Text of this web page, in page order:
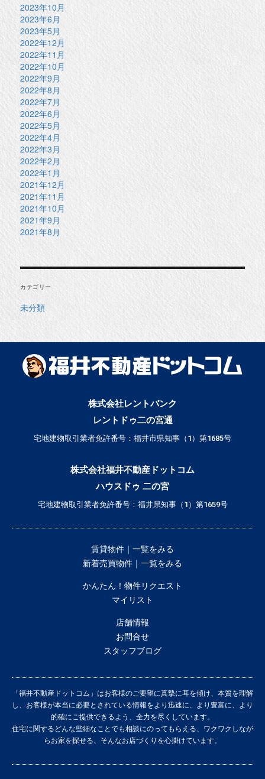
2023年10月
2023年6月
2023年5月
2022年12月
2022年11月
2022年10月
2022年9月
2022年8月
2022年7月
2022年6月
2022年5月
2022年4月
2022年3月
2022年2月
2022年1月
2021年12月
2021年11月
2021年10月
2021年9月
2021年8月
カテゴリー
未分類
株式会社レントバンク
レントドゥ二の宮通
宅地建物取引業者免許番号：福井市県知事（1）第1685号
株式会社福井不動産ドットコム
ハウスドゥ 二の宮
宅地建物取引業者免許番号：福井県知事（1）第1659号
賃貸物件｜一覧をみる
新着売買物件｜一覧をみる
かんたん！物件リクエスト
マイリスト
店舗情報
お問合せ
スタッフブログ
「福井不動産ドットコム」はお客様のご要望に真摯に耳を傾け、本質を理解
し、お客様が本当に必要とされている情報をより迅速に、より豊富に、より
的確にご提供できるよう、全力を尽くしています。
住宅に関するどんな些細なことでも相談にのってもらえる、ワクワクしなが
らお家を探せる、そんなお店づくりを心掛けています。